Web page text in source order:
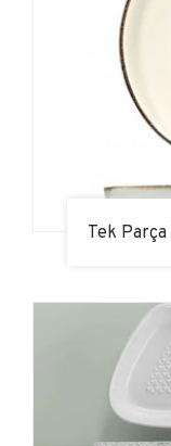
Tek